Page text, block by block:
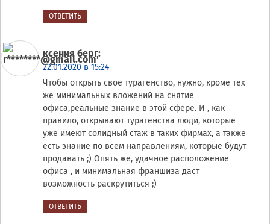
ОТВЕТИТЬ
ксения берг:
22.01.2020 в 15:24
Чтобы открыть свое турагенство, нужно, кроме тех
же минимальных вложений на снятие
офиса,реальные знание в этой сфере. И , как
правило, открывают турагенства люди, которые
уже имеют солидный стаж в таких фирмах, а также
есть знание по всем направлениям, которые будут
продавать ;) Опять же, удачное расположение
офиса , и минимальная франшиза даст
возможность раскрутиться ;)
ОТВЕТИТЬ